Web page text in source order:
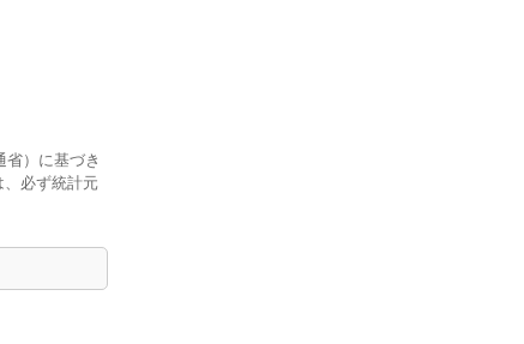
）に基づき
必ず統計元